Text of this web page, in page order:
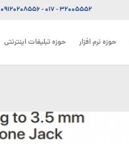
۳۲۰۰۵۵۵۲ - ۰۱۷ -۰۹۱۲۰۲۰۸۵۵۶
حوزه نرم افزار حوزه تبلیغات اینترنتی